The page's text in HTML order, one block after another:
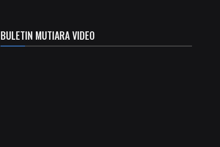
BULETIN MUTIARA VIDEO